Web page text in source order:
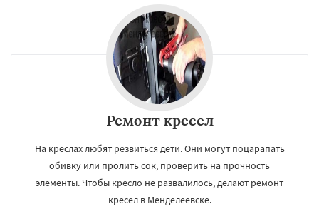
Ремонт кресел
На креслах любят резвиться дети. Они могут поцарапать
обивку или пролить сок, проверить на прочность
элементы. Чтобы кресло не развалилось, делают ремонт
кресел в Менделеевске.